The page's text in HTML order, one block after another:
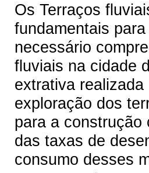
Os Terraços
fundamentais
necessário
fluviais na cidade
extrativa
exploração dos
para a construção
das taxas de
consumo desses